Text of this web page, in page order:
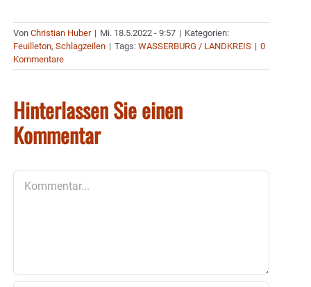
Von Christian Huber | Mi. 18.5.2022 - 9:57 | Kategorien:
Feuilleton, Schlagzeilen | Tags: WASSERBURG / LANDKREIS | 0
Kommentare
Hinterlassen Sie einen
Kommentar